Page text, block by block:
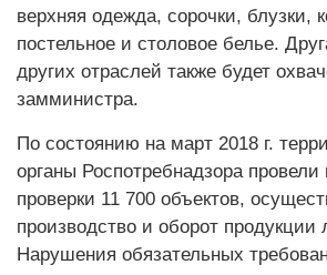
верхняя одежда, сорочки, блузки,
постельное и столовое белье.
других отраслей также будет
замминистра.
По состоянию на март 2018 г.
органы Роспотребнадзора
проверки 11 700 объектов,
производство и оборот продукции
Нарушения обязательных